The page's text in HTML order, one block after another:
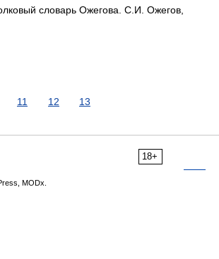
словарь Ожегова. С.И. Ожегов,
11 12 13
18+
MODx.